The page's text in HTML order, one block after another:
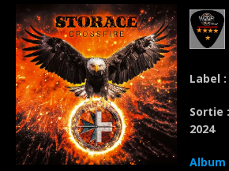
Label
Sortie
2024
Album